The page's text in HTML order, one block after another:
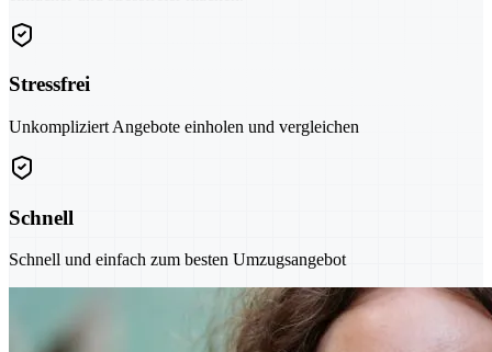
Stressfrei
Unkompliziert Angebote einholen und vergleichen
Schnell
Schnell und einfach zum besten Umzugsangebot